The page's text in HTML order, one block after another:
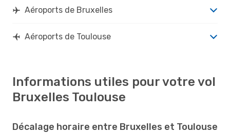
Aéroports de Bruxelles
Aéroports de Toulouse
Informations utiles pour votre vol
Bruxelles Toulouse
Décalage horaire entre Bruxelles et Toulouse